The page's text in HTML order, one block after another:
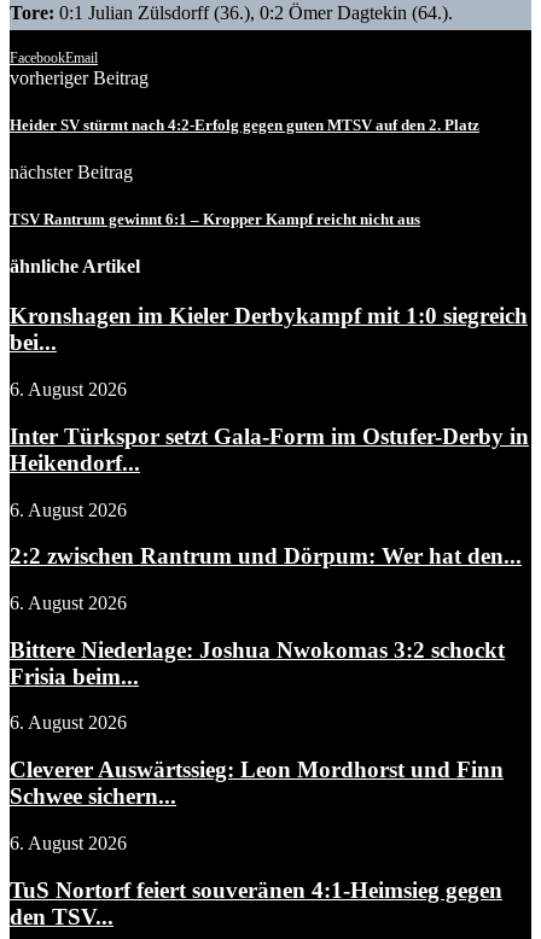
Tore: 0:1 Julian Zülsdorff (36.), 0:2 Ömer Dagtekin (64.).
FacebookEmail
vorheriger Beitrag
Heider SV stürmt nach 4:2-Erfolg gegen guten MTSV auf den 2. Platz
nächster Beitrag
TSV Rantrum gewinnt 6:1 – Kropper Kampf reicht nicht aus
ähnliche Artikel
Kronshagen im Kieler Derbykampf mit 1:0 siegreich
bei...
6. August 2026
Inter Türkspor setzt Gala-Form im Ostufer-Derby in
Heikendorf...
6. August 2026
2:2 zwischen Rantrum und Dörpum: Wer hat den...
6. August 2026
Bittere Niederlage: Joshua Nwokomas 3:2 schockt
Frisia beim...
6. August 2026
Cleverer Auswärtssieg: Leon Mordhorst und Finn
Schwee sichern...
6. August 2026
TuS Nortorf feiert souveränen 4:1-Heimsieg gegen
den TSV...